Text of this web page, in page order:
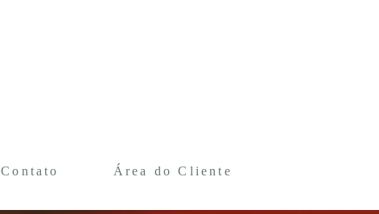
Contato Área do Cliente